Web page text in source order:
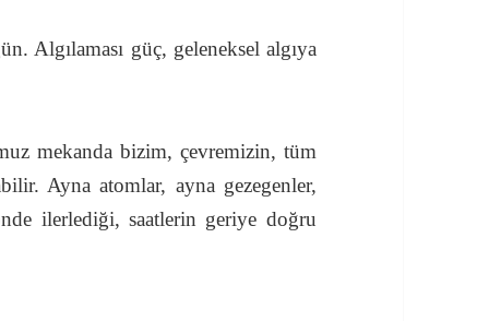
Algılaması güç, geleneksel algıya
mekanda bizim, çevremizin, tüm
Ayna atomlar, ayna gezegenler,
ilerlediği, saatlerin geriye doğru